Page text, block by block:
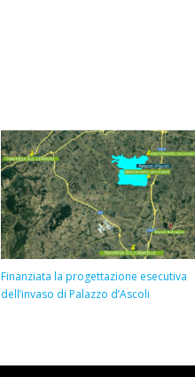
Finanziata la progettazione esecutiva
dell’invaso di Palazzo d’Ascoli